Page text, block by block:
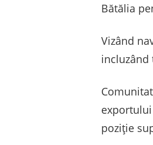
Bătălia
Vizând
poziție